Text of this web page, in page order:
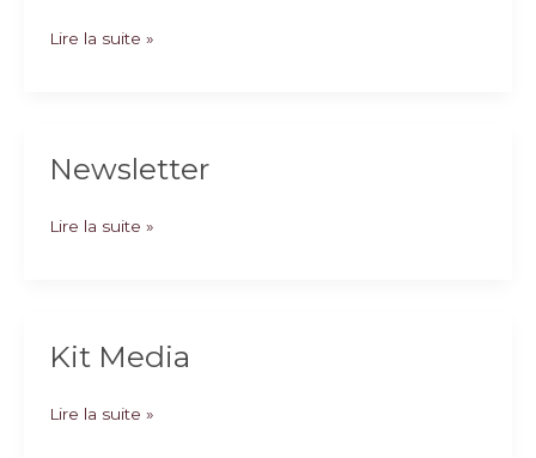
INTROSPECTION
Lire la suite »
Newsletter
Newsletter
Lire la suite »
Kit Media
Kit
Lire la suite »